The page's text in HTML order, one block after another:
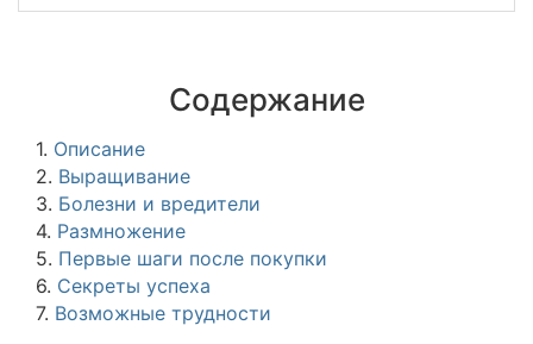
Содержание
1. Описание
2. Выращивание
3. Болезни и вредители
4. Размножение
5. Первые шаги после покупки
6. Секреты успеха
7. Возможные трудности